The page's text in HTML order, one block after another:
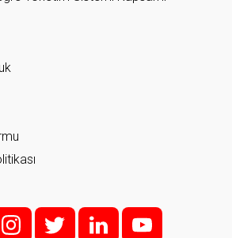
i; t l y